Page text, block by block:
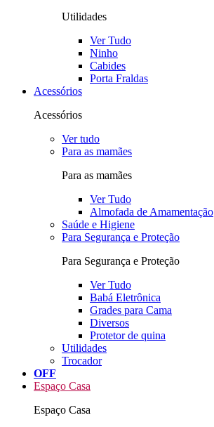
Utilidades
Ver Tudo
Ninho
Cabides
Porta Fraldas
Acessórios
Acessórios
Ver tudo
Para as mamães
Para as mamães
Ver Tudo
Almofada de Amamentação
Saúde e Higiene
Para Segurança e Proteção
Para Segurança e Proteção
Ver Tudo
Babá Eletrônica
Grades para Cama
Diversos
Protetor de quina
Utilidades
Trocador
OFF
Espaço Casa
Espaço Casa